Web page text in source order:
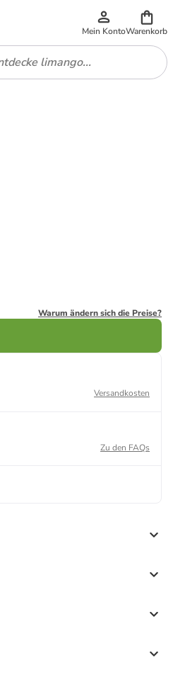
Mein KontoWarenkorb
Warum ändern sich die Preise?
Versandkosten
Zu den FAQs